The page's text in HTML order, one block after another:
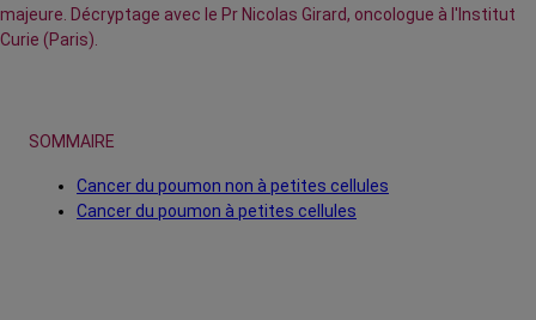
majeure. Décryptage avec le Pr Nicolas Girard, oncologue à l'Institut
Curie (Paris).
SOMMAIRE
Cancer du poumon non à petites cellules
Cancer du poumon à petites cellules